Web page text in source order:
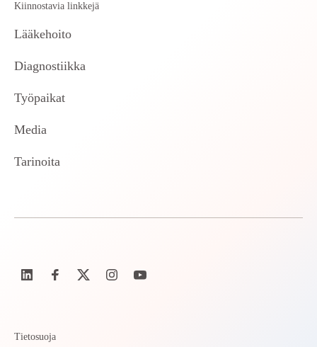
Kiinnostavia linkkejä
Lääkehoito
Diagnostiikka
Työpaikat
Media
Tarinoita
Tietosuoja